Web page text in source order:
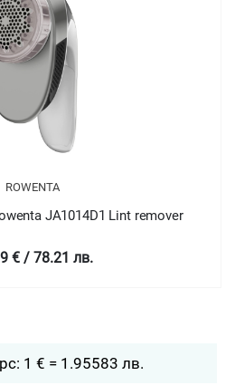
ROWENTA
JA1014D1 Lint remover
€ / 78.21 лв.
1 € = 1.95583 лв.